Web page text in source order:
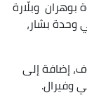
بوهران وبلّارة
أن يرتفع لاحقاً إلى 10 ملايين طن في وحدة بشار،
في تندوف، إضافة إلى